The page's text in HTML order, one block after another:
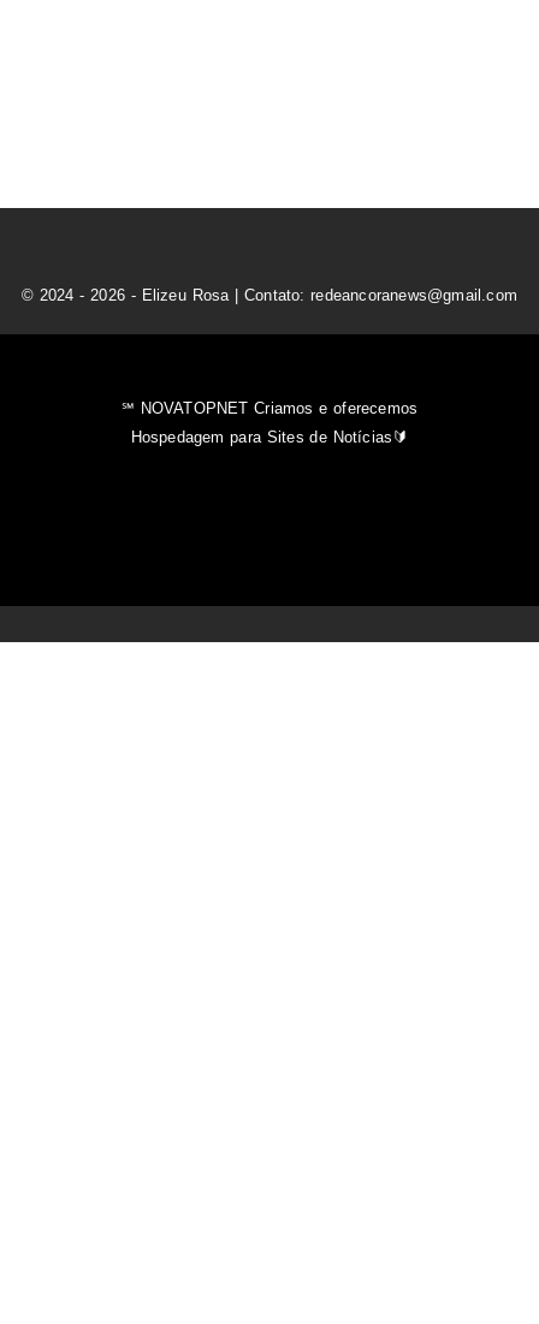
© 2024 - 2026 - Elizeu Rosa | Contato: redeancoranews@gmail.com
℠ NOVATOPNET Criamos e oferecemos
Hospedagem para Sites de Notícias🔰